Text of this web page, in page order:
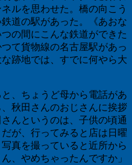
ルを思わせた。橋の向こう
道の駅があった。《あおな
の間にこんな鉄道ができた
て貨物線の名古屋駅があっ
跡地では、すでに何やら大
、ちょうど母から電話があ
秋田さんのおじさんに挨拶
んというのは、子供の頃通
が、行ってみると店は日曜
真を撮っていると近所から
、やめちゃったんですか」